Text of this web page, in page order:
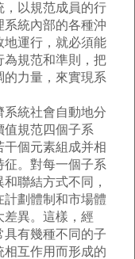
，以規范成員的行
統內部的各種沖
運行，就必須能
為規范和準則，把
的力量，來實現系
統社會自動地分
值規范四個子系
個元素組成并相
。對每一個子系
聯結方式不同，
劃體制和市場體
差異。這樣，經
有幾種不同的子
相互作用而形成的